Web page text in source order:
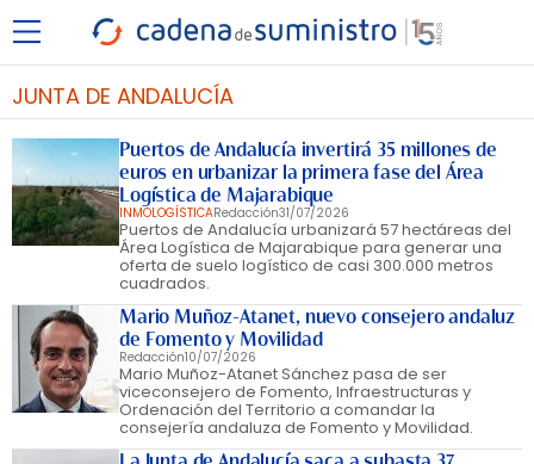
JUNTA DE ANDALUCÍA
Puertos de Andalucía invertirá 35 millones de
euros en urbanizar la primera fase del Área
Logística de Majarabique
INMOLOGÍSTICARedacción31/07/2026
Puertos de Andalucía urbanizará 57 hectáreas del
Área Logística de Majarabique para generar una
oferta de suelo logístico de casi 300.000 metros
cuadrados.
Mario Muñoz-Atanet, nuevo consejero andaluz
de Fomento y Movilidad
Redacción10/07/2026
Mario Muñoz-Atanet Sánchez pasa de ser
viceconsejero de Fomento, Infraestructuras y
Ordenación del Territorio a comandar la
consejería andaluza de Fomento y Movilidad.